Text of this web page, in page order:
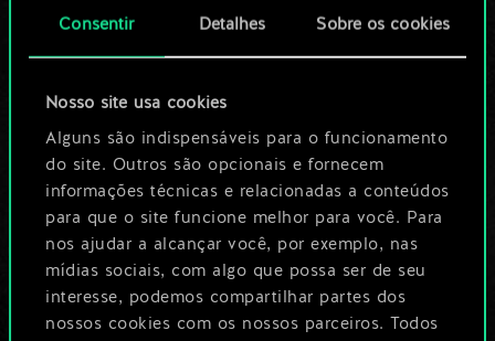
Consentir Detalhes Sobre os cookies
Nosso site usa cookies
Alguns são indispensáveis para o funcionamento
do site. Outros são opcionais e fornecem
informações técnicas e relacionadas a conteúdos
para que o site funcione melhor para você. Para
nos ajudar a alcançar você, por exemplo, nas
mídias sociais, com algo que possa ser de seu
interesse, podemos compartilhar partes dos
nossos cookies com os nossos parceiros. Todos
de cartas
compartilhado.
No entanto, dá para
ser muito mais!
Dê um nome para este baralho e crie
um guia